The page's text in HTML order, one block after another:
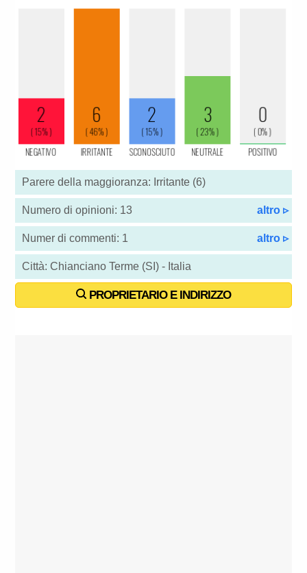
Parere della maggioranza: Irritante (6)
Numero di opinioni: 13 altro ▹
Numer di commenti: 1 altro ▹
Città: Chianciano Terme (SI) - Italia
PROPRIETARIO E INDIRIZZO